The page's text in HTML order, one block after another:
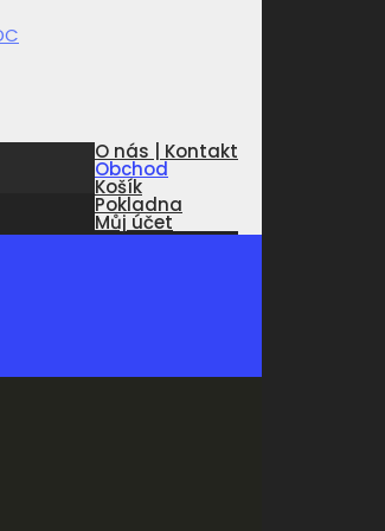
O nás | Kontakt
Obchod
Košík
Pokladna
Můj účet